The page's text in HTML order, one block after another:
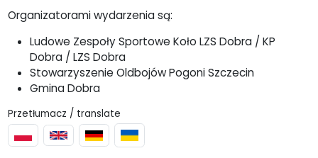
Organizatorami wydarzenia są:
Ludowe Zespoły Sportowe Koło LZS Dobra / KP
Dobra / LZS Dobra
Stowarzyszenie Oldbojów Pogoni Szczecin
Gmina Dobra
Przetłumacz / translate